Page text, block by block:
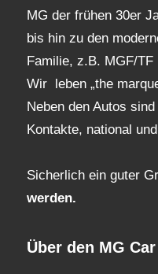
MG der frühen 30er
bis hin zu den
Familie, z.B. MGF/TF
Wir leben „the
Neben den Autos
Kontakte, national
Sicherlich ein guter
werden.
Über den MG